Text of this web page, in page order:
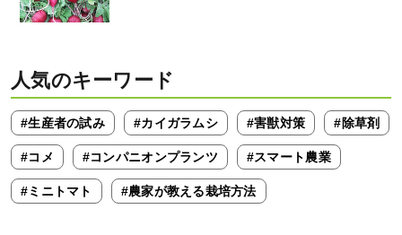
人気のキーワード
#生産者の試み #カイガラムシ #害獣対策 #除草剤
#コメ #コンパニオンプランツ #スマート農業
#ミニトマト #農家が教える栽培方法